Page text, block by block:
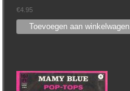
€4.95
Toevoegen aan winkelwagen